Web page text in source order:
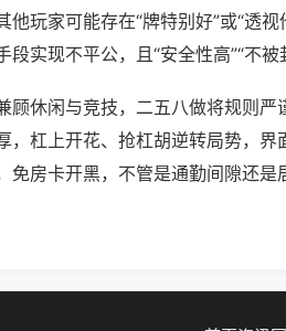
他玩家可能存在“牌特别好”或“透
实现不平公，且“安全性高”“不被
顾休闲与竞技，二五八做将规则
，杠上开花、抢杠胡逆转局势，
免房卡开黑，不管是通勤间隙还